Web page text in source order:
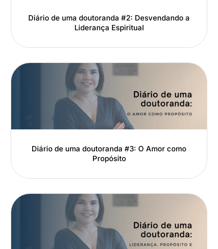
Diário de uma doutoranda #2: Desvendando a
Liderança Espiritual
Diário de uma doutoranda #3: O Amor como
Propósito